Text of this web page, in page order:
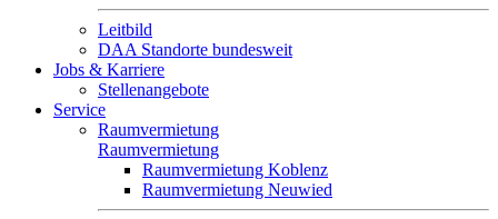
Leitbild
DAA Standorte bundesweit
Jobs & Karriere
Stellenangebote
Service
Raumvermietung
Raumvermietung
Raumvermietung Koblenz
Raumvermietung Neuwied